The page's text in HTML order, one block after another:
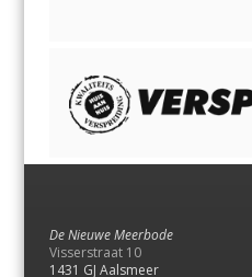
De Nieuwe Meerbode
Visserstraat 10
1431 GJ Aalsmeer